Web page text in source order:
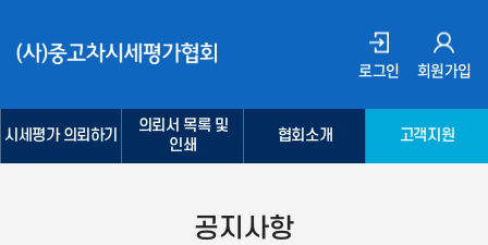
로그인 회원가입
시세평가 의뢰하기
의뢰서 목록 및
인쇄
협회소개 고객지원
공지사항